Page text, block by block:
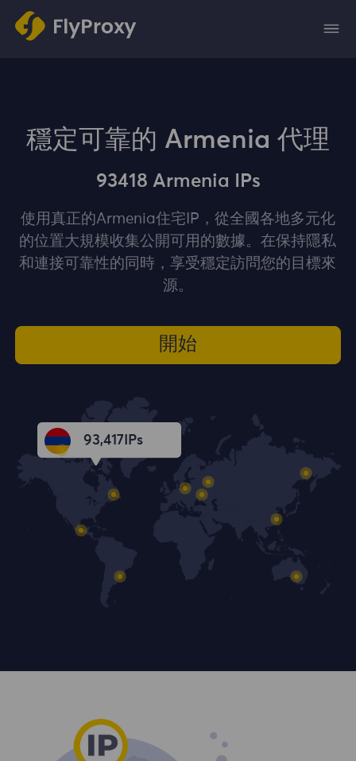
穩定可靠的 Armenia 代理
93418 Armenia IPs
使用真正的Armenia住宅IP，從全國各地多元化
的位置大規模收集公開可用的數據。在保持隱私
和連接可靠性的同時，享受穩定訪問您的目標來
源。
開始
93,418 IPs